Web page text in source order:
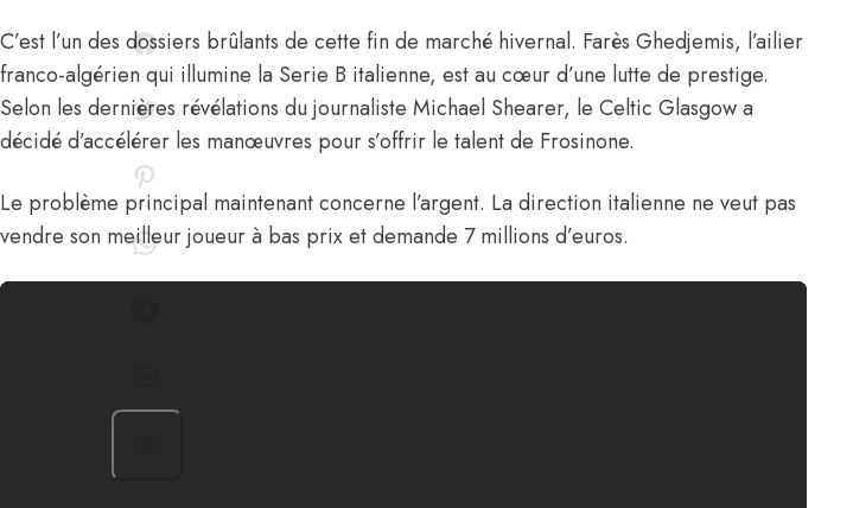
C’est l’un des dossiers brûlants de cette fin de marché hivernal. Farès Ghedjemis, l’ailier
franco-algérien qui illumine la Serie B italienne, est au cœur d’une lutte de prestige.
Selon les dernières révélations du journaliste Michael Shearer, le Celtic Glasgow a
décidé d’accélérer les manœuvres pour s’offrir le talent de Frosinone.
Le problème principal maintenant concerne l’argent. La direction italienne ne veut pas
vendre son meilleur joueur à bas prix et demande 7 millions d’euros.